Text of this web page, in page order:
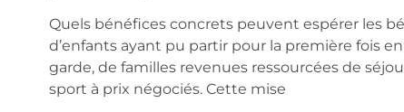
Quels bénéfices concrets peuvent espérer les
d’enfants ayant pu partir pour la première fois
garde, de familles revenues ressourcées de
sport à prix négociés. Cette mise